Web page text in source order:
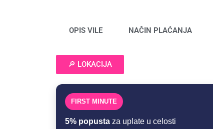
OPIS VILE NAČIN PLAĆANJA
🔎 LOKACIJA
FIRST MINUTE
5% popusta za uplate u celosti